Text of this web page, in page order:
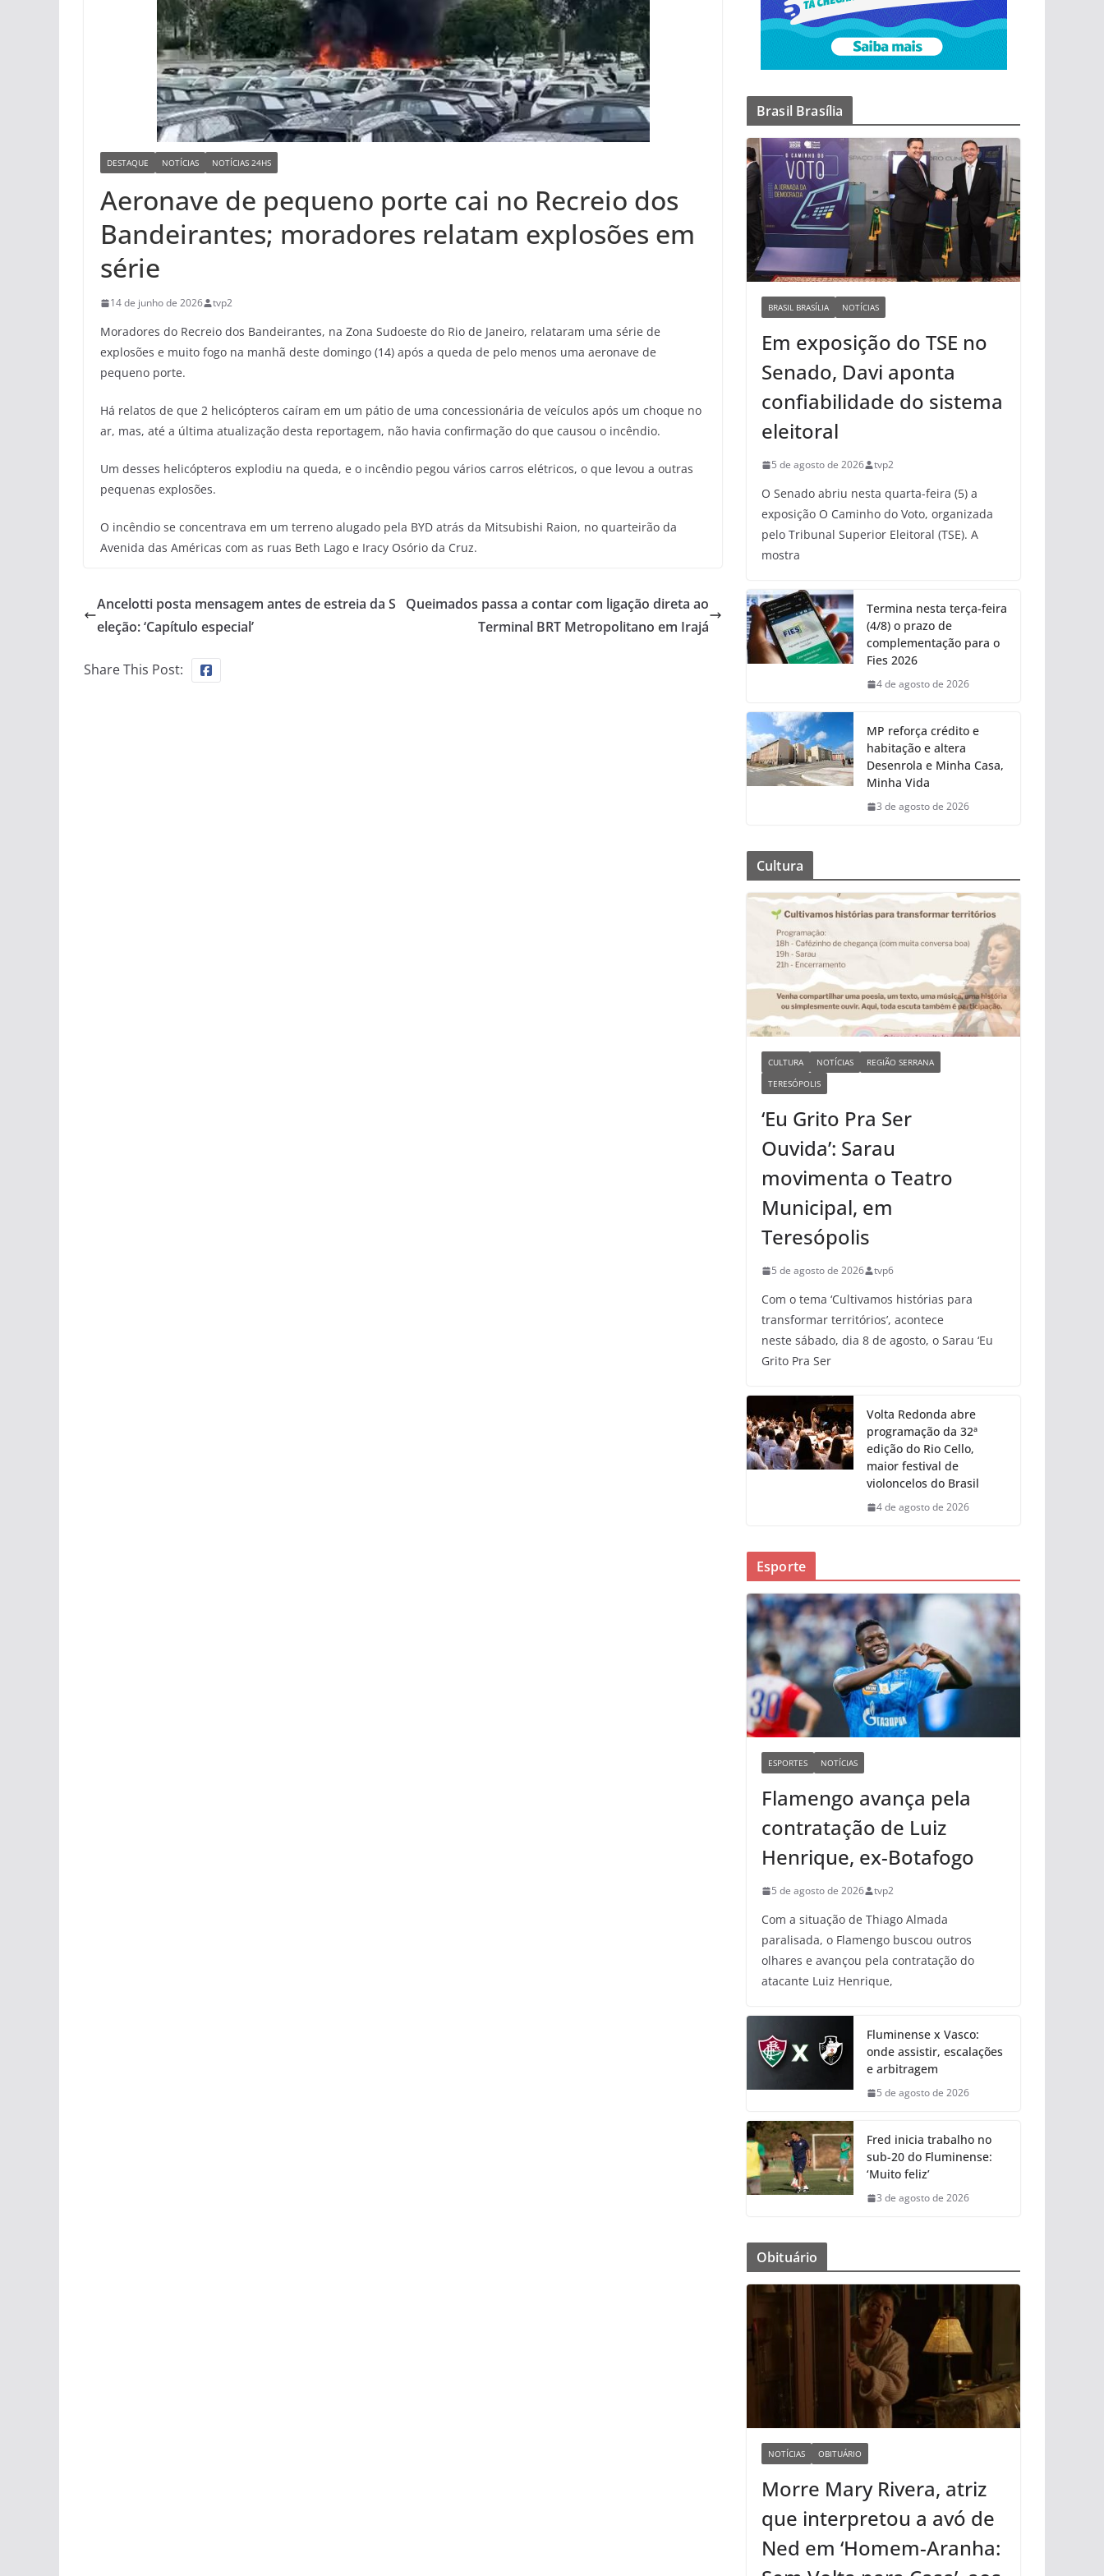
DESTAQUE NOTÍCIAS NOTÍCIAS 24HS
Aeronave de pequeno porte cai no Recreio dos
Bandeirantes; moradores relatam explosões em
série
14 de junho de 2026 tvp2
Moradores do Recreio dos Bandeirantes, na Zona Sudoeste do Rio de Janeiro, relataram uma série de
explosões e muito fogo na manhã deste domingo (14) após a queda de pelo menos uma aeronave de
pequeno porte.
Há relatos de que 2 helicópteros caíram em um pátio de uma concessionária de veículos após um choque no
ar, mas, até a última atualização desta reportagem, não havia confirmação do que causou o incêndio.
Um desses helicópteros explodiu na queda, e o incêndio pegou vários carros elétricos, o que levou a outras
pequenas explosões.
O incêndio se concentrava em um terreno alugado pela BYD atrás da Mitsubishi Raion, no quarteirão da
Avenida das Américas com as ruas Beth Lago e Iracy Osório da Cruz.
Ancelotti posta mensagem antes de estreia da S
eleção: ‘Capítulo especial’
Queimados passa a contar com ligação direta ao
Terminal BRT Metropolitano em Irajá
Share This Post:
Brasil Brasília
BRASIL BRASÍLIA NOTÍCIAS
Em exposição do TSE no
Senado, Davi aponta
confiabilidade do sistema
eleitoral
5 de agosto de 2026 tvp2
O Senado abriu nesta quarta-feira (5) a
exposição O Caminho do Voto, organizada
pelo Tribunal Superior Eleitoral (TSE). A
mostra
Termina nesta terça-feira
(4/8) o prazo de
complementação para o
Fies 2026
4 de agosto de 2026
MP reforça crédito e
habitação e altera
Desenrola e Minha Casa,
Minha Vida
3 de agosto de 2026
Cultura
CULTURA NOTÍCIAS
REGIÃO SERRANA
TERESÓPOLIS
‘Eu Grito Pra Ser
Ouvida’: Sarau
movimenta o Teatro
Municipal, em
Teresópolis
5 de agosto de 2026 tvp6
Com o tema ‘Cultivamos histórias para
transformar territórios’, acontece
neste sábado, dia 8 de agosto, o Sarau ‘Eu
Grito Pra Ser
Volta Redonda abre
programação da 32ª
edição do Rio Cello,
maior festival de
violoncelos do Brasil
4 de agosto de 2026
Esporte
ESPORTES NOTÍCIAS
Flamengo avança pela
contratação de Luiz
Henrique, ex-Botafogo
5 de agosto de 2026 tvp2
Com a situação de Thiago Almada
paralisada, o Flamengo buscou outros
olhares e avançou pela contratação do
atacante Luiz Henrique,
Fluminense x Vasco:
onde assistir, escalações
e arbitragem
5 de agosto de 2026
Fred inicia trabalho no
sub-20 do Fluminense:
‘Muito feliz’
3 de agosto de 2026
Obituário
NOTÍCIAS OBITUÁRIO
Morre Mary Rivera, atriz
que interpretou a avó de
Ned em ‘Homem-Aranha: